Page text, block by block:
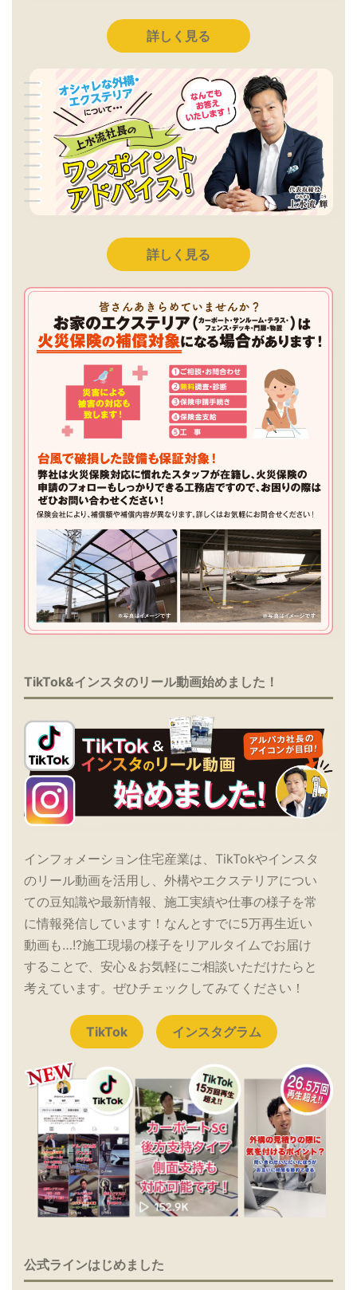
詳しく見る
詳しく見る
TikTok&インスタのリール動画始めました！
インフォメーション住宅産業は、TikTokやインスタ
のリール動画を活用し、外構やエクステリアについ
ての豆知識や最新情報、施工実績や仕事の様子を常
に情報発信しています！なんとすでに5万再生近い
動画も…!?施工現場の様子をリアルタイムでお届け
することで、安心＆お気軽にご相談いただけたらと
考えています。ぜひチェックしてみてください！
TikTok インスタグラム
公式ラインはじめました